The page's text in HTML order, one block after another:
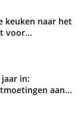
keuken naar het
voor...
in:
aan...